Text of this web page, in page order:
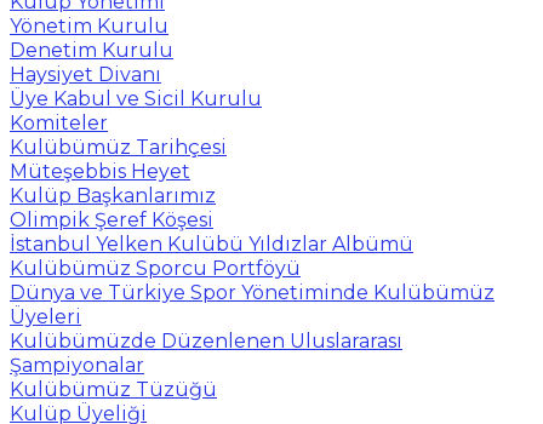
Yönetim Kurulu
Denetim Kurulu
Haysiyet Divanı
Üye Kabul ve Sicil Kurulu
Komiteler
Kulübümüz Tarihçesi
Müteşebbis Heyet
Kulüp Başkanlarımız
Olimpik Şeref Köşesi
İstanbul Yelken Kulübü Yıldızlar Albümü
Kulübümüz Sporcu Portföyü
Dünya ve Türkiye Spor Yönetiminde Kulübümüz
Üyeleri
Kulübümüzde Düzenlenen Uluslararası
Şampiyonalar
Kulübümüz Tüzüğü
Kulüp Üyeliği